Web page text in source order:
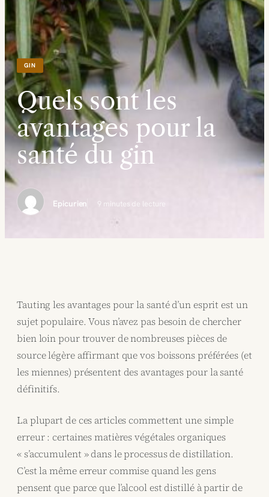
GIN
Quels sont les
avantages pour la
santé du gin
Epicurien 9 minutes de lecture
Tauting les avantages pour la santé d’un esprit est un
sujet populaire. Vous n’avez pas besoin de chercher
bien loin pour trouver de nombreuses pièces de
source légère affirmant que vos boissons préférées (et
les miennes) présentent des avantages pour la santé
définitifs.
La plupart de ces articles commettent une simple
erreur : certaines matières végétales organiques
« s’accumulent » dans le processus de distillation.
C’est la même erreur commise quand les gens
pensent que parce que l’alcool est distillé à partir de